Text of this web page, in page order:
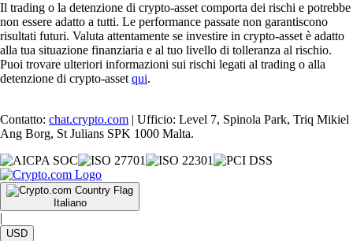
Il trading o la detenzione di crypto-asset comporta dei rischi e potrebbe
non essere adatto a tutti. Le performance passate non garantiscono
risultati futuri. Valuta attentamente se investire in crypto-asset è adatto
alla tua situazione finanziaria e al tuo livello di tolleranza al rischio.
Puoi trovare ulteriori informazioni sui rischi legati al trading o alla
detenzione di crypto-asset qui.
Contatto: chat.crypto.com | Ufficio: Level 7, Spinola Park, Triq Mikiel
Ang Borg, St Julians SPK 1000 Malta.
Italiano
|
USD